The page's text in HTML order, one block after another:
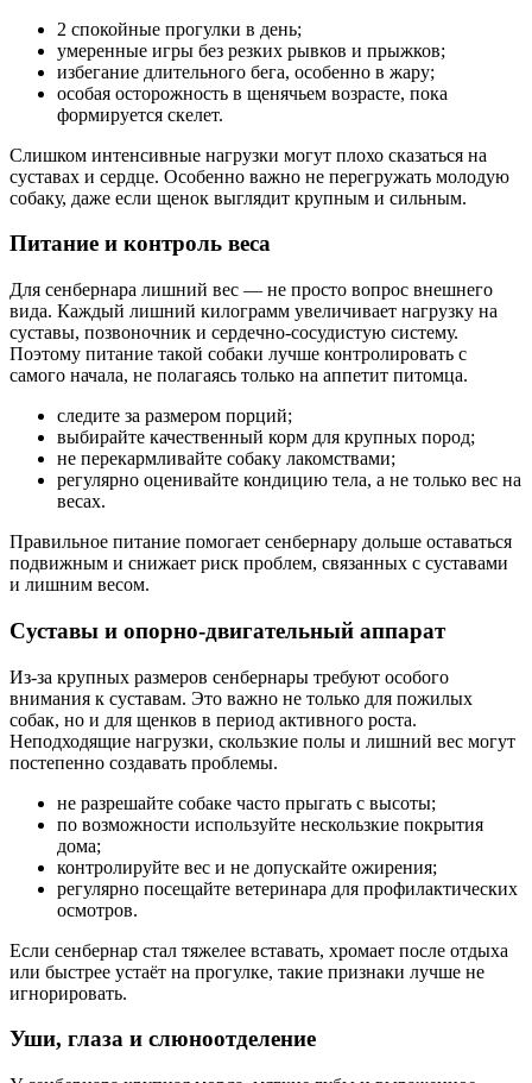
2 спокойные прогулки в день;
умеренные игры без резких рывков и прыжков;
избегание длительного бега, особенно в жару;
особая осторожность в щенячьем возрасте, пока
формируется скелет.
Слишком интенсивные нагрузки могут плохо сказаться на
суставах и сердце. Особенно важно не перегружать молодую
собаку, даже если щенок выглядит крупным и сильным.
Питание и контроль веса
Для сенбернара лишний вес — не просто вопрос внешнего
вида. Каждый лишний килограмм увеличивает нагрузку на
суставы, позвоночник и сердечно-сосудистую систему.
Поэтому питание такой собаки лучше контролировать с
самого начала, не полагаясь только на аппетит питомца.
следите за размером порций;
выбирайте качественный корм для крупных пород;
не перекармливайте собаку лакомствами;
регулярно оценивайте кондицию тела, а не только вес на
весах.
Правильное питание помогает сенбернару дольше оставаться
подвижным и снижает риск проблем, связанных с суставами
и лишним весом.
Суставы и опорно-двигательный аппарат
Из-за крупных размеров сенбернары требуют особого
внимания к суставам. Это важно не только для пожилых
собак, но и для щенков в период активного роста.
Неподходящие нагрузки, скользкие полы и лишний вес могут
постепенно создавать проблемы.
не разрешайте собаке часто прыгать с высоты;
по возможности используйте нескользкие покрытия
дома;
контролируйте вес и не допускайте ожирения;
регулярно посещайте ветеринара для профилактических
осмотров.
Если сенбернар стал тяжелее вставать, хромает после отдыха
или быстрее устаёт на прогулке, такие признаки лучше не
игнорировать.
Уши, глаза и слюноотделение